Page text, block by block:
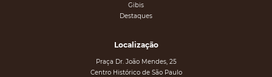
Gibis
Destaques
Localização
Praça Dr. João Mendes, 25
Centro Histórico de São Paulo